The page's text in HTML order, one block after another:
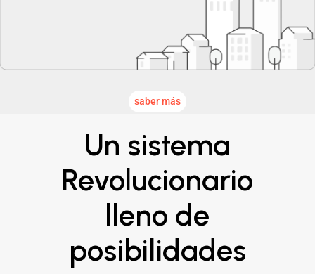
saber más
Un sistema
Revolucionario
lleno de
posibilidades